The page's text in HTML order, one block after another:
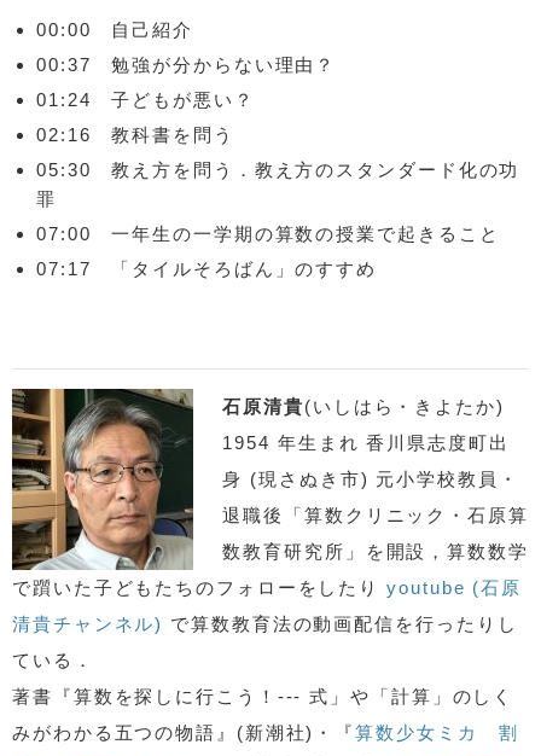
00:00 自己紹介
00:37 勉強が分からない理由？
01:24 子どもが悪い？
02:16 教科書を問う
05:30 教え方を問う．教え方のスタンダード化の功
罪
07:00 一年生の一学期の算数の授業で起きること
07:17 「タイルそろばん」のすすめ
石原清貴(いしはら・きよたか)
1954 年生まれ 香川県志度町出
身 (現さぬき市) 元小学校教員・
退職後「算数クリニック・石原算
数教育研究所」を開設，算数数学
で躓いた子どもたちのフォローをしたりyoutube (石原
清貴チャンネル) で算数教育法の動画配信を行ったりし
ている．
著書『算数を探しに行こう！--- 式」や「計算」のしく
みがわかる五つの物語』(新潮社)・『算数少女ミカ 割